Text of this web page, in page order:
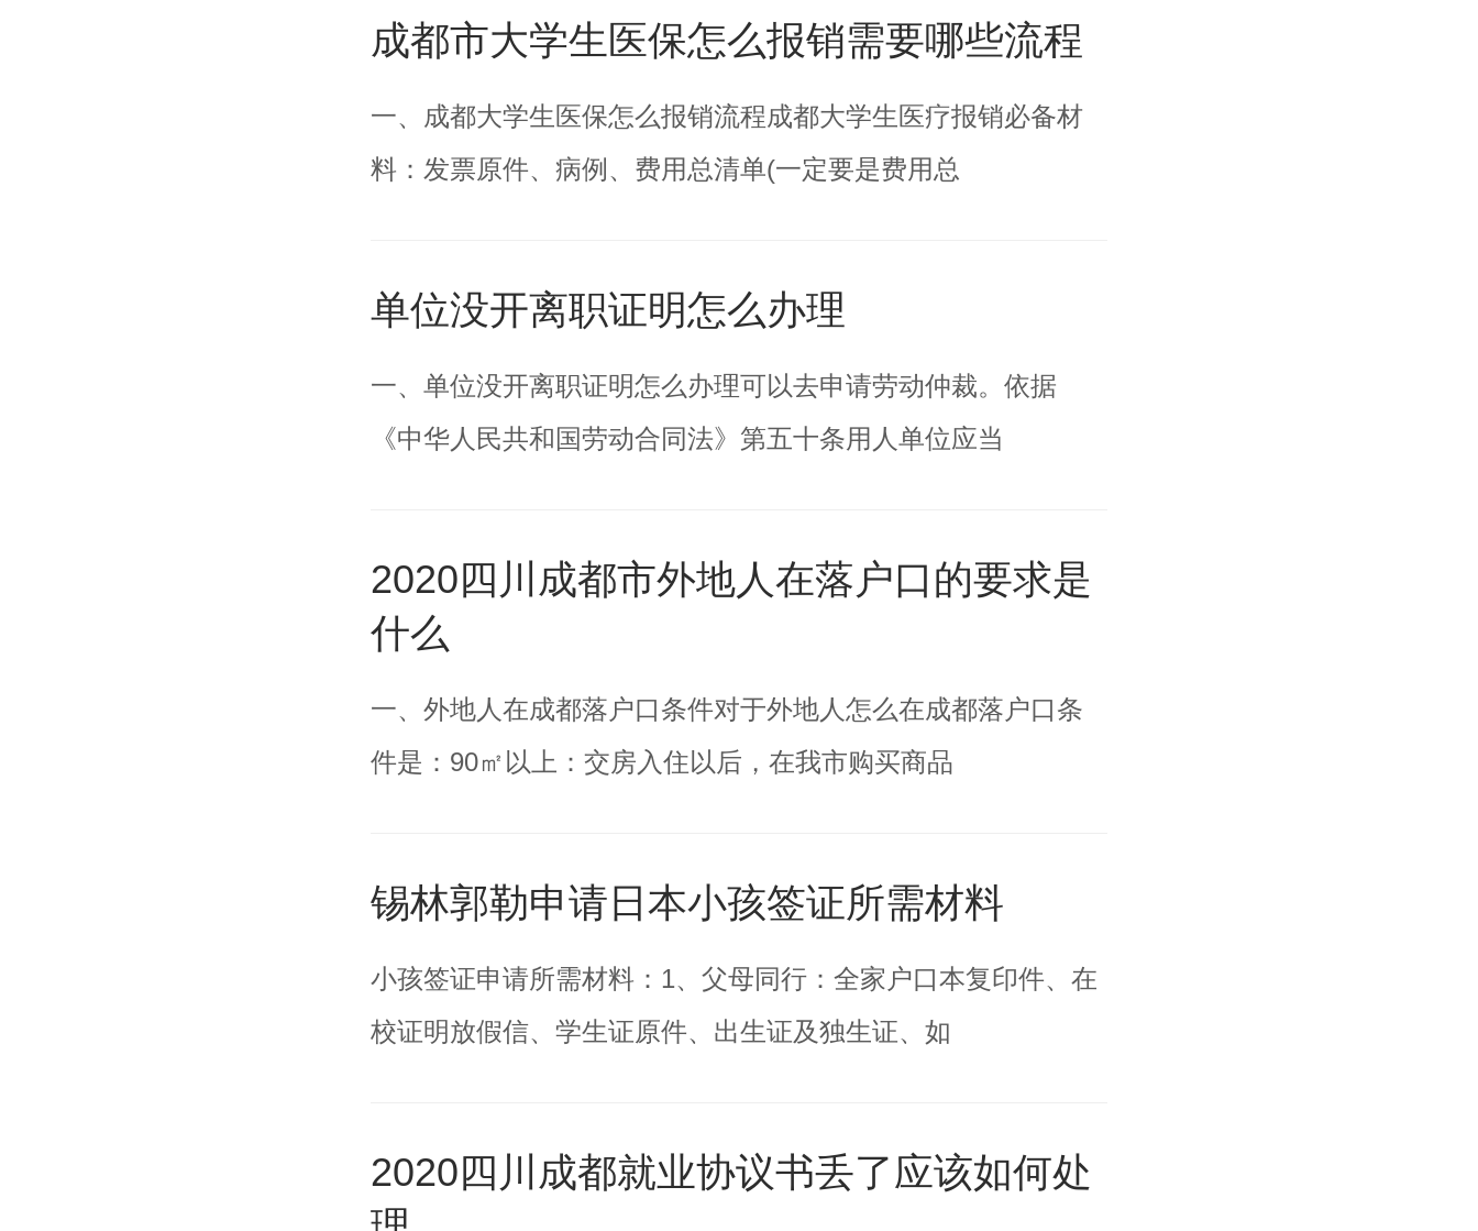
成都市大学生医保怎么报销需要哪些流程
一、成都大学生医保怎么报销流程成都大学生医疗报销必备材
料：发票原件、病例、费用总清单(一定要是费用总
单位没开离职证明怎么办理
一、单位没开离职证明怎么办理可以去申请劳动仲裁。依据
《中华人民共和国劳动合同法》第五十条用人单位应当
2020四川成都市外地人在落户口的要求是
什么
一、外地人在成都落户口条件对于外地人怎么在成都落户口条
件是：90㎡以上：交房入住以后，在我市购买商品
锡林郭勒申请日本小孩签证所需材料
小孩签证申请所需材料：1、父母同行：全家户口本复印件、在
校证明放假信、学生证原件、出生证及独生证、如
2020四川成都就业协议书丢了应该如何处